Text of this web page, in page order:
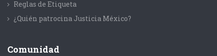
Reglas de Etiqueta
¿Quién patrocina Justicia México?
Comunidad